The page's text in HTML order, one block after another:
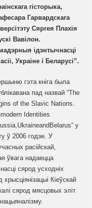
гісторыка,
Гарвардскага
Сяргея Плахія
Вавілон.
ідэнтычнасці
Украіне і Беларусі”.
гэта кніга была
пад назвай “The
of the Slavic Nations.
Identities
у
ў 2006 годзе. У
расійскай,
ўвага надаецца
сярод усходніх
Кіеўскай
сярод мясцовых эліт